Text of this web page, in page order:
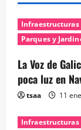
Infraestructuras
Parques y
La Voz de
poca luz en
tsaa 11
Infraestructuras